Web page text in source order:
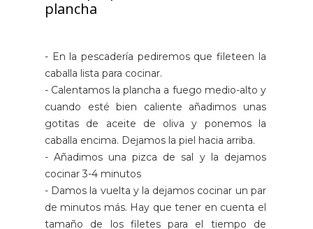
plancha
- En la pescadería pediremos que fileteen la
caballa lista para cocinar.
- Calentamos la plancha a fuego medio-alto y
cuando esté bien caliente añadimos unas
gotitas de aceite de oliva y ponemos la
caballa encima. Dejamos la piel hacia arriba.
- Añadimos una pizca de sal y la dejamos
cocinar 3-4 minutos
- Damos la vuelta y la dejamos cocinar un par
de minutos más. Hay que tener en cuenta el
tamaño de los filetes para el tiempo de